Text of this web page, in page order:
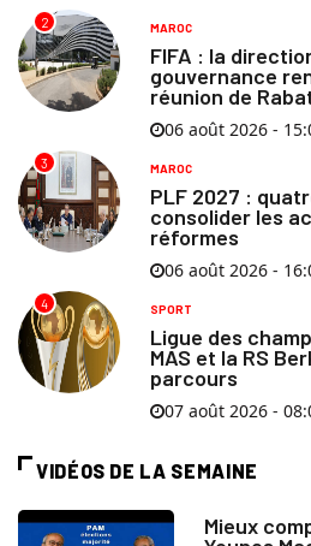
2 MAROC
FIFA : la
gouvernance
réunion de
06 août 2026 -
3 MAROC
PLF 2027 :
consolider les
réformes
06 août 2026 -
4 SPORT
Ligue des
MAS et la RS
parcours
07 août 2026 -
VIDÉOS DE LA SEMAINE
Mieux